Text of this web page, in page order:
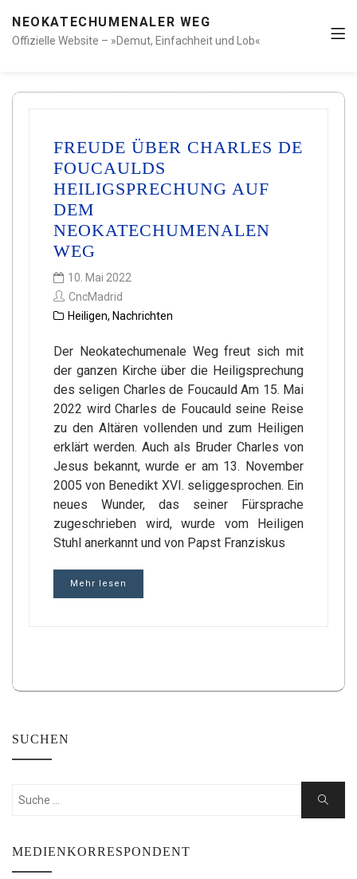
NEOKATECHUMENALER WEG
Offizielle Website – »Demut, Einfachheit und Lob«
FREUDE ÜBER CHARLES DE
FOUCAULDS
HEILIGSPRECHUNG AUF
DEM
NEOKATECHUMENALEN
WEG
10. Mai 2022
CncMadrid
Heiligen, Nachrichten
Der Neokatechumenale Weg freut sich mit
der ganzen Kirche über die Heiligsprechung
des seligen Charles de Foucauld Am 15. Mai
2022 wird Charles de Foucauld seine Reise
zu den Altären vollenden und zum Heiligen
erklärt werden. Auch als Bruder Charles von
Jesus bekannt, wurde er am 13. November
2005 von Benedikt XVI. seliggesprochen. Ein
neues Wunder, das seiner Fürsprache
zugeschrieben wird, wurde vom Heiligen
Stuhl anerkannt und von Papst Franziskus
Mehr lesen
SUCHEN
Suchen
Suche
MEDIENKORRESPONDENT